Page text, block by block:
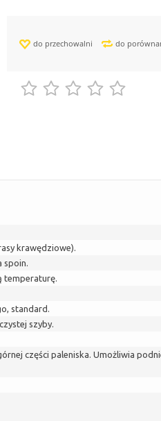
do przechowalni do
krawędziowe).
spoin.
temperaturę.
standard.
szyby.
części paleniska. Umożliwia